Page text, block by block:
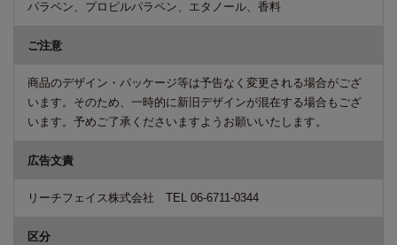
パラペン、プロピルパラペン、エタノール、香料
ご注意
商品のデザイン・パッケージ等は予告なく変更される場合がござ
います。そのため、一時的に新旧デザインが混在する場合もござ
います。予めご了承くださいますようお願いいたします。
広告文責
リーチフェイス株式会社 TEL 06-6711-0344
区分